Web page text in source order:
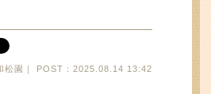
松園｜ POST：2025.08.14 13:42